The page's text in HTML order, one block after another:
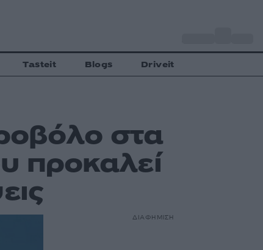
Tasteit Blogs Driveit
στα
προκαλεί
ΔΙΑΦΗΜΙΣΗ